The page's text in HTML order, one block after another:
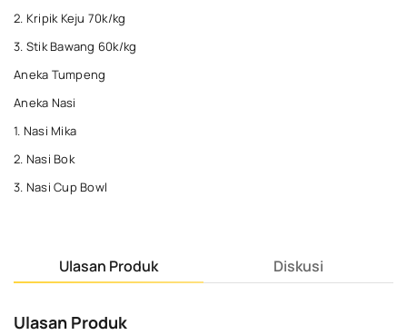
2. Kripik Keju 70k/kg
3. Stik Bawang 60k/kg
Aneka Tumpeng
Aneka Nasi
1. Nasi Mika
2. Nasi Bok
3. Nasi Cup Bowl
Ulasan Produk Diskusi
Ulasan Produk